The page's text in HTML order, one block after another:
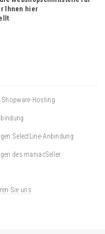
Ihnen hier
Hosting
SelectLine-Anbindung
des maniacSeller
Sie uns